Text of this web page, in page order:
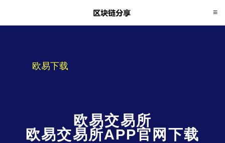
欧易下载
欧易交易所
欧易交易所APP官网下载